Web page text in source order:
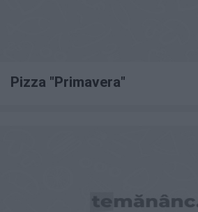
Pizza "Primavera"